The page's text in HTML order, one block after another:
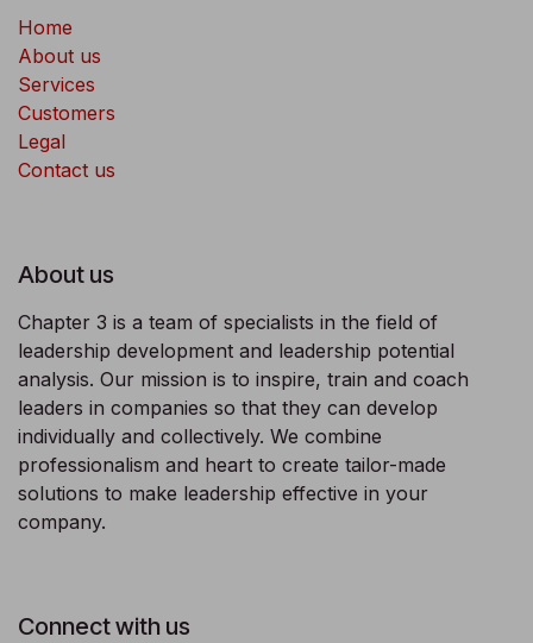
Home
About us
Services
Customers
Legal
Contact us
About us
Chapter 3 is a team of specialists in the field of
leadership development and leadership potential
analysis. Our mission is to inspire, train and coach
leaders in companies so that they can develop
individually and collectively. We combine
professionalism and heart to create tailor-made
solutions to make leadership effective in your
company.
Connect with us